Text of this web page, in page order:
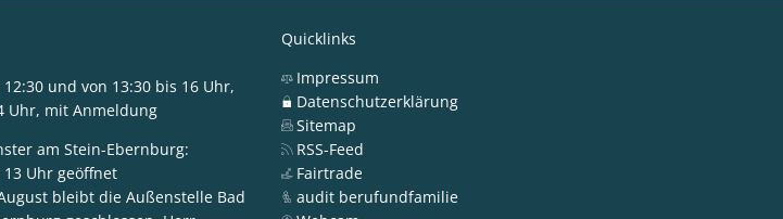
und von 13:30 bis 16 Uhr,
Uhr, mit Anmeldung
am Stein-Ebernburg:
Uhr geöffnet
bleibt die Außenstelle Bad
Quicklinks
Impressum
Datenschutzerklärung
Sitemap
RSS-Feed
Fairtrade
audit berufundfamilie